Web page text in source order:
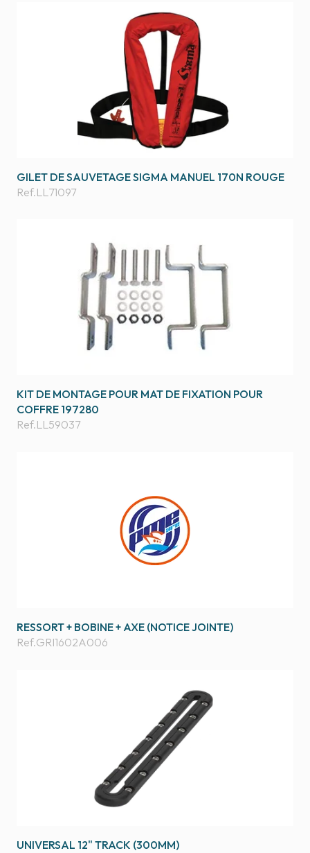
GILET DE SAUVETAGE SIGMA MANUEL 170N ROUGE
Ref.LL71097
KIT DE MONTAGE POUR MAT DE FIXATION POUR
COFFRE 197280
Ref.LL59037
RESSORT + BOBINE + AXE (NOTICE JOINTE)
Ref.GRI1602A006
UNIVERSAL 12" TRACK (300MM)